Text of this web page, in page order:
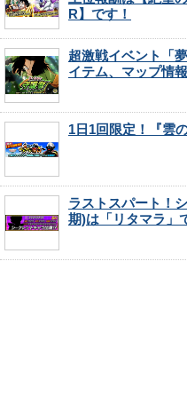
R】です！
超激戦イベント「
イテム、マップ情
1日1回限定！『雲
ラストスパート！
期)は「リタマラ」